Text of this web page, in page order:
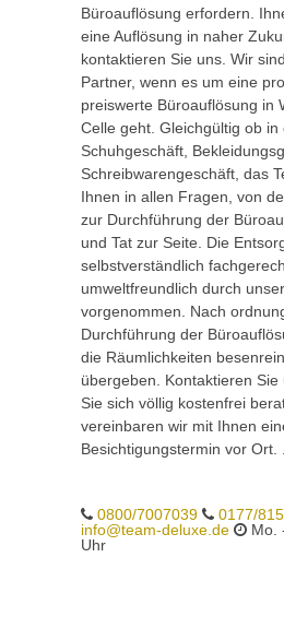
Büroauflösung erfordern.
eine Auflösung in naher
kontaktieren Sie uns. Wir
Partner, wenn es um eine
preiswerte Büroauflösung in
Celle geht. Gleichgültig ob in
Schuhgeschäft,
Schreibwarengeschäft, das
Ihnen in allen Fragen, von
zur Durchführung der
und Tat zur Seite. Die
selbstverständlich
umweltfreundlich durch
vorgenommen. Nach
Durchführung der
die Räumlichkeiten
übergeben. Kontaktieren Sie
Sie sich völlig kostenfrei
vereinbaren wir mit Ihnen
Besichtigungstermin vor Ort. .
0800/7007039
0177/
info@team-deluxe.de
Mo.
Uhr